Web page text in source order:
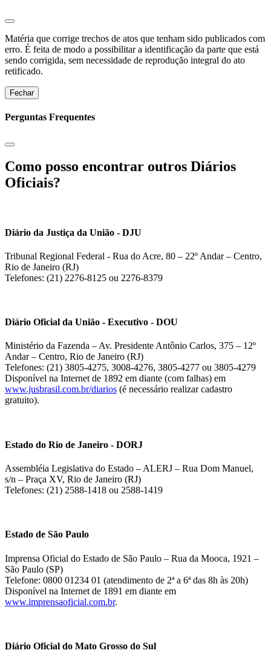
Matéria que corrige trechos de atos que tenham sido publicados com
erro. É feita de modo a possibilitar a identificação da parte que está
sendo corrigida, sem necessidade de reprodução integral do ato
retificado.
Fechar
Perguntas Frequentes
Como posso encontrar outros Diários
Oficiais?
Diário da Justiça da União - DJU
Tribunal Regional Federal - Rua do Acre, 80 – 22º Andar – Centro,
Rio de Janeiro (RJ)
Telefones: (21) 2276-8125 ou 2276-8379
Diário Oficial da União - Executivo - DOU
Ministério da Fazenda – Av. Presidente Antônio Carlos, 375 – 12º
Andar – Centro, Rio de Janeiro (RJ)
Telefones: (21) 3805-4275, 3008-4276, 3805-4277 ou 3805-4279
Disponível na Internet de 1892 em diante (com falhas) em
www.jusbrasil.com.br/diarios (é necessário realizar cadastro
gratuito).
Estado do Rio de Janeiro - DORJ
Assembléia Legislativa do Estado – ALERJ – Rua Dom Manuel,
s/n – Praça XV, Rio de Janeiro (RJ)
Telefones: (21) 2588-1418 ou 2588-1419
Estado de São Paulo
Imprensa Oficial do Estado de São Paulo – Rua da Mooca, 1921 –
São Paulo (SP)
Telefone: 0800 01234 01 (atendimento de 2ª a 6ª das 8h às 20h)
Disponível na Internet de 1891 em diante em
www.imprensaoficial.com.br.
Diário Oficial do Mato Grosso do Sul